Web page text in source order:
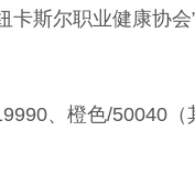
卡斯尔职业健康协
、橙色/50040（